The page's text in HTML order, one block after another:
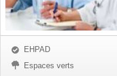
EHPAD
Espaces verts